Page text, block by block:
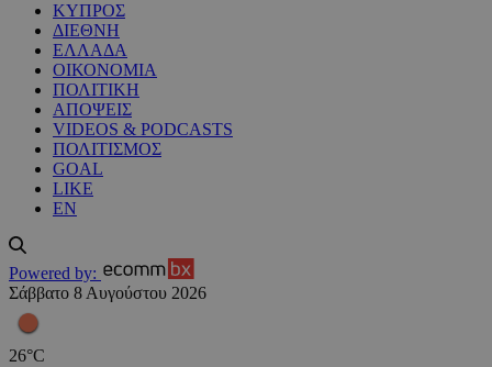
ΚΥΠΡΟΣ
ΔΙΕΘΝΗ
ΕΛΛΑΔΑ
ΟΙΚΟΝΟΜΙΑ
ΠΟΛΙΤΙΚΗ
ΑΠΟΨΕΙΣ
VIDEOS & PODCASTS
ΠΟΛΙΤΙΣΜΟΣ
GOAL
LIKE
EN
Powered by:
Σάββατο 8 Αυγούστου 2026
26°C